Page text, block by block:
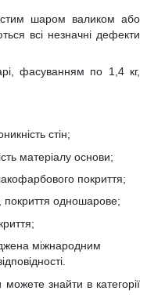
шаром валиком або
всі незначні дефекти
фасуванням по 1,4 кг,
стін;
матеріалу основи;
покриття;
одношарове;
міжнародним
можете знайти в категорії